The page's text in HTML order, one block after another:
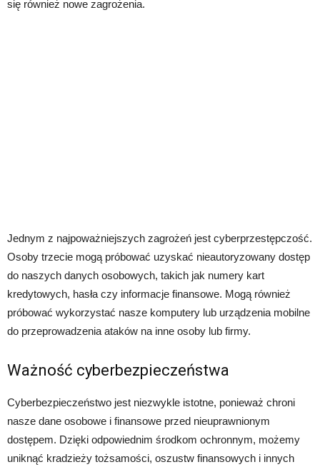
się również nowe zagrożenia.
Jednym z najpoważniejszych zagrożeń jest cyberprzestępczość.
Osoby trzecie mogą próbować uzyskać nieautoryzowany dostęp
do naszych danych osobowych, takich jak numery kart
kredytowych, hasła czy informacje finansowe. Mogą również
próbować wykorzystać nasze komputery lub urządzenia mobilne
do przeprowadzenia ataków na inne osoby lub firmy.
Ważność cyberbezpieczeństwa
Cyberbezpieczeństwo jest niezwykle istotne, ponieważ chroni
nasze dane osobowe i finansowe przed nieuprawnionym
dostępem. Dzięki odpowiednim środkom ochronnym, możemy
uniknąć kradzieży tożsamości, oszustw finansowych i innych